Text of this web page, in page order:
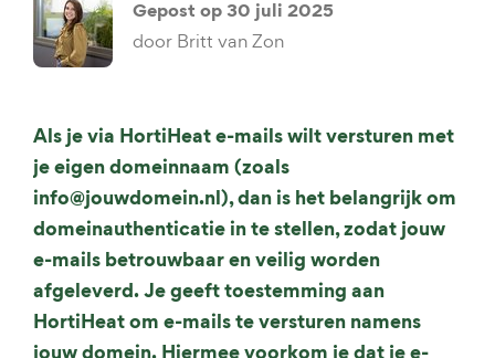
Gepost op 30 juli 2025
door Britt van Zon
Als je via HortiHeat e-mails wilt versturen met
je eigen domeinnaam (zoals
info@jouwdomein.nl), dan is het belangrijk om
domeinauthenticatie in te stellen, zodat jouw
e-mails betrouwbaar en veilig worden
afgeleverd. Je geeft toestemming aan
HortiHeat om e-mails te versturen namens
jouw domein. Hiermee voorkom je dat je e-